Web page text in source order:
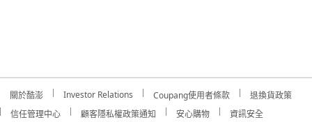
關於酷澎 Investor Relations Coupang使用者條款
退換貨政策
信任管理中心
顧客隱私權政策通知 安心購物 資訊安全